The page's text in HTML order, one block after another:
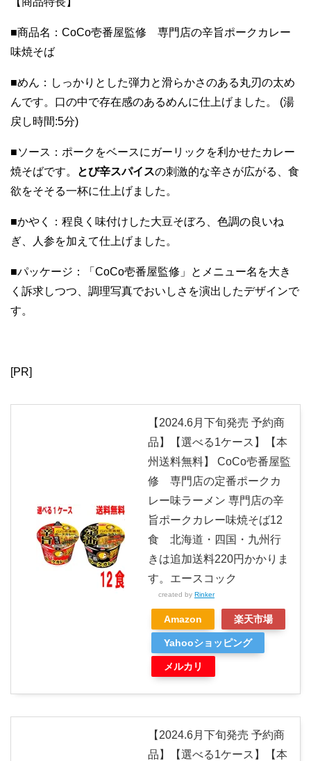
■商品名：CoCo壱番屋監修 専門店の辛旨ポークカレー
味焼そば
■めん：しっかりとした弾力と滑らかさのある丸刃の太め
んです。口の中で存在感のあるめんに仕上げました。 (湯
戻し時間:5分)
■ソース：ポークをベースにガーリックを利かせたカレー
焼そばです。
とび辛スパイスの刺激的な辛さが広がる、食
欲をそそる一杯に仕上げました。
■かやく：程良く味付けした大豆そぼろ、色調の良いね
ぎ、人参を加えて仕上げました。
■パッケージ：「CoCo壱番屋監修」とメニュー名を大き
く訴求しつつ、調理写真でおいしさを演出したデザインで
す。
[PR]
【2024.6月下旬発売 予約商
品】【選べる1ケース】【本
州送料無料】 CoCo壱番屋監
修 専門店の定番ポークカ
レー味ラーメン 専門店の辛
旨ポークカレー味焼そば12
食 北海道・四国・九州行
きは追加送料220円かかりま
す。エースコック
created by Rinker
Amazon 楽天市場
Yahooショッピング
メルカリ
【2024.6月下旬発売 予約商
品】【選べる1ケース】【本